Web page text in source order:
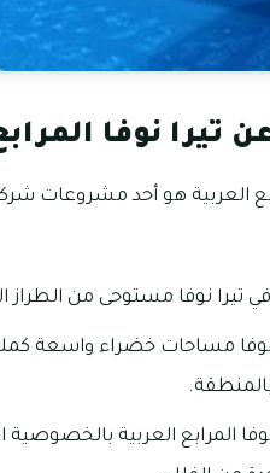
تيرا نوفا
العربية هو أحد مشروعات
تيرا نوفا مستوحى من الطراز
مساحات خضراء واسعة
المرابع العربية